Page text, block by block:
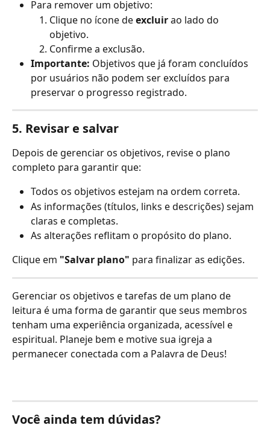
Para remover um objetivo:
Clique no ícone de excluir ao lado do
objetivo.
Confirme a exclusão.
Importante: Objetivos que já foram concluídos
por usuários não podem ser excluídos para
preservar o progresso registrado.
5. Revisar e salvar
Depois de gerenciar os objetivos, revise o plano
completo para garantir que:
Todos os objetivos estejam na ordem correta.
As informações (títulos, links e descrições) sejam
claras e completas.
As alterações reflitam o propósito do plano.
Clique em "Salvar plano" para finalizar as edições.
Gerenciar os objetivos e tarefas de um plano de
leitura é uma forma de garantir que seus membros
tenham uma experiência organizada, acessível e
espiritual. Planeje bem e motive sua igreja a
permanecer conectada com a Palavra de Deus!
Você ainda tem dúvidas?